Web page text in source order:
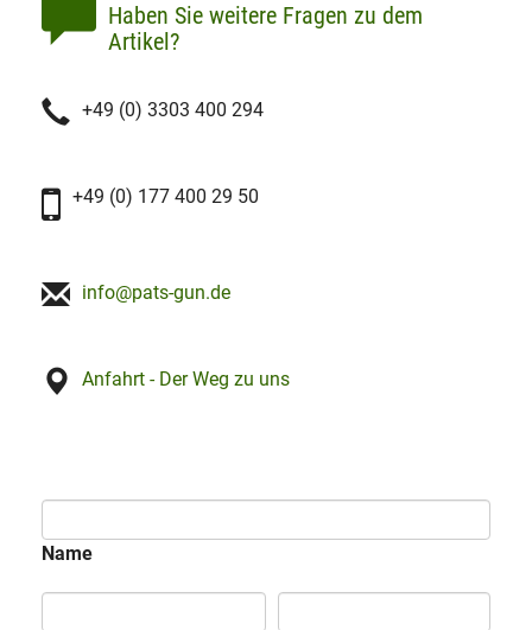
Haben Sie weitere Fragen zu dem
Artikel?
+49 (0) 3303 400 294
+49 (0) 177 400 29 50
info@pats-gun.de
Anfahrt - Der Weg zu uns
Name